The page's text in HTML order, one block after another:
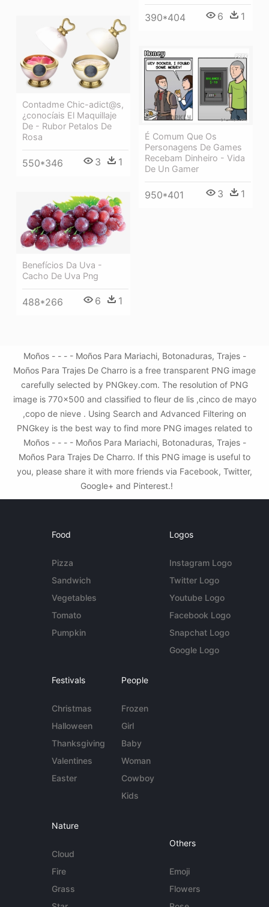
390*404 6 1
Contadme Chic-adict@s,
¿conocíais El Maquillaje
De - Rubor Petalos De
Rosa
550*346 3 1
É Comum Que Os
Personagens De Games
Recebam Dinheiro - Vida
De Un Gamer
950*401 3 1
Benefícios Da Uva -
Cacho De Uva Png
488*266 6 1
Moños - - - - Moños Para Mariachi, Botonaduras, Trajes -
Moños Para Trajes De Charro is a free transparent PNG image
carefully selected by PNGkey.com. The resolution of PNG
image is 770x500 and classified to fleur de lis ,cinco de mayo
,copo de nieve . Using Search and Advanced Filtering on
PNGkey is the best way to find more PNG images related to
Moños - - - - Moños Para Mariachi, Botonaduras, Trajes -
Moños Para Trajes De Charro. If this PNG image is useful to
you, please share it with more friends via Facebook, Twitter,
Google+ and Pinterest.!
Food
Pizza
Sandwich
Vegetables
Tomato
Pumpkin
Logos
Instagram Logo
Twitter Logo
Youtube Logo
Facebook Logo
Snapchat Logo
Google Logo
Festivals
Christmas
Halloween
Thanksgiving
Valentines
Easter
People
Frozen
Girl
Baby
Woman
Cowboy
Kids
Nature
Cloud
Fire
Grass
Others
Emoji
Flowers